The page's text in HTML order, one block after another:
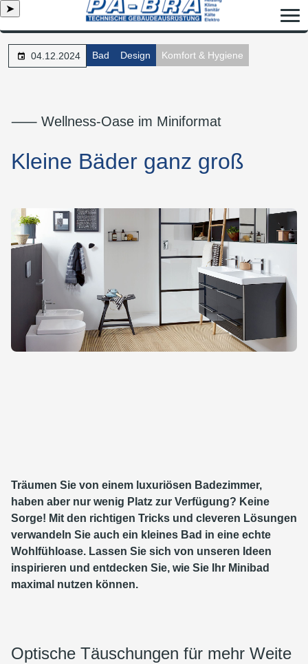
➤
04.12.2024 Bad Design Komfort & Hygiene
⸺ Wellness-Oase im Miniformat
Kleine Bäder ganz groß
Träumen Sie von einem luxuriösen Badezimmer,
haben aber nur wenig Platz zur Verfügung? Keine
Sorge! Mit den richtigen Tricks und cleveren Lösungen
verwandeln Sie auch ein kleines Bad in eine echte
Wohlfühloase. Lassen Sie sich von unseren Ideen
inspirieren und entdecken Sie, wie Sie Ihr Minibad
maximal nutzen können.
Optische Täuschungen für mehr Weite